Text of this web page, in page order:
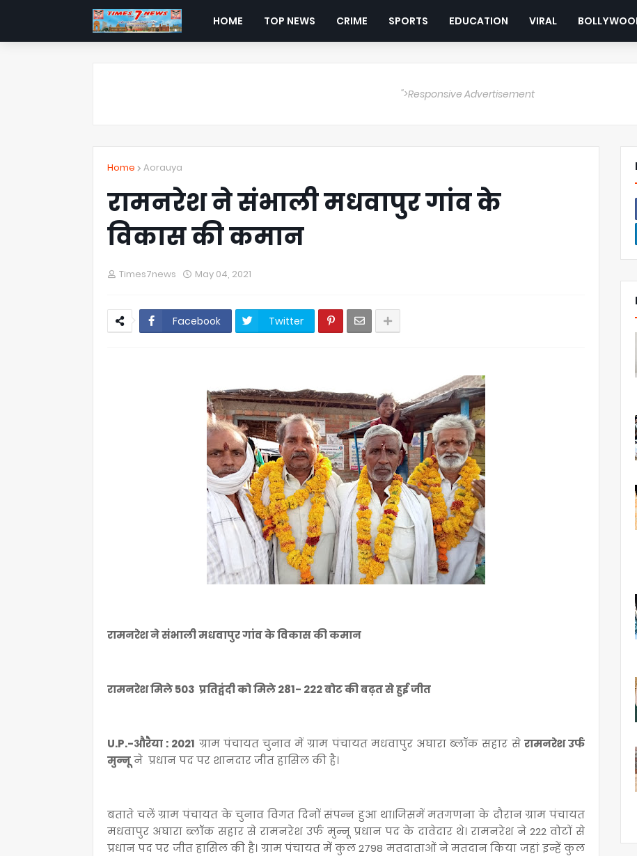
HOME TOP NEWS CRIME SPORTS EDUCATION VIRAL
">Responsive Advertisement
Home Aorauya
रामनरेश ने संभाली मधवापुर गांव के
विकास की कमान
Times7news May 04, 2021
Facebook Twitter
रामनरेश ने संभाली मधवापुर गांव के विकास की कमान
रामनरेश मिले 503 प्रतिद्वंदी को मिले 281- 222 बोट की बढ़त से हुई जीत
U.P.-औरैया : 2021 ग्राम पंचायत चुनाव में ग्राम पंचायत मधवापुर अघारा ब्लॉक सहार से रामनरेश उर्फ
मुन्नूने प्रधान पद पर शानदार जीत हासिल की है।
बताते चलें ग्राम पंचायत के चुनाव विगत दिनों संपन्न हुआ था।जिसमें मतगणना के दौरान ग्राम पंचायत
मधवापुर अघारा ब्लॉक सहार से रामनरेश उर्फ मुन्नू प्रधान पद के दावेदार थे। रामनरेश ने 222 वोटों से
प्रधान पद पर जीत हासिल की है। ग्राम पंचायत में कुल 2798 मतदाताओं ने मतदान किया जहां इन्हें कुल